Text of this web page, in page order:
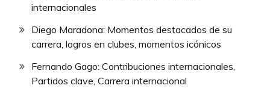
internacionales
Diego Maradona: Momentos destacados de su
carrera, logros en clubes, momentos icónicos
Fernando Gago: Contribuciones internacionales,
Partidos clave, Carrera internacional